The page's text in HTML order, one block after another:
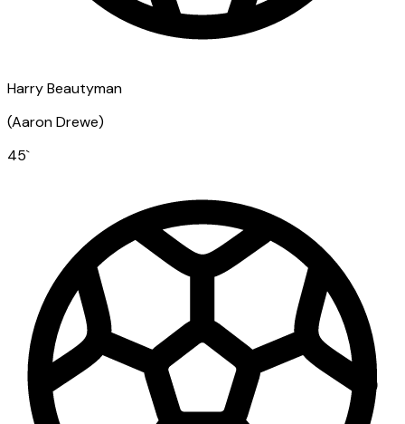
Harry Beautyman
(Aaron Drewe)
45`